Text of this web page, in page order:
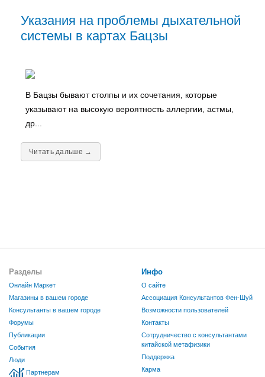
Указания на проблемы дыхательной
системы в картах Бацзы
В Бацзы бывают столпы и их сочетания, которые
указывают на высокую вероятность аллергии, астмы,
др...
Читать дальше →
Разделы
Онлайн Маркет
Магазины в вашем городе
Консультанты в вашем городе
Форумы
Публикации
События
Люди
Партнерам
Инфо
О сайте
Ассоциация Консультантов Фен-Шуй
Возможности пользователей
Контакты
Сотрудничество с консультантами
китайской метафизики
Поддержка
Карма